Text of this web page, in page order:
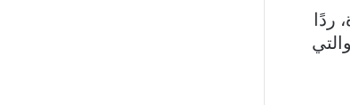
ردًا
في 13 حزيران، والتي